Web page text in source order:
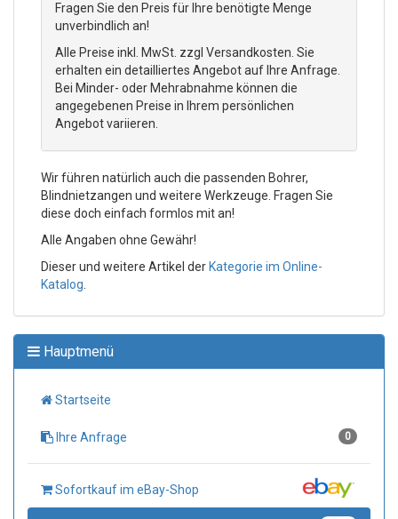
Fragen Sie den Preis für Ihre benötigte Menge
unverbindlich an!
Alle Preise inkl. MwSt. zzgl Versandkosten. Sie
erhalten ein detailliertes Angebot auf Ihre Anfrage.
Bei Minder- oder Mehrabnahme können die
angegebenen Preise in Ihrem persönlichen
Angebot variieren.
Wir führen natürlich auch die passenden Bohrer,
Blindnietzangen und weitere Werkzeuge. Fragen Sie
diese doch einfach formlos mit an!
Alle Angaben ohne Gewähr!
Dieser und weitere Artikel der Kategorie im Online-
Katalog
Hauptmenü
Startseite
Ihre Anfrage 0
Sofortkauf im eBay-Shop